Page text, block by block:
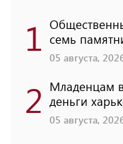
1 семь
05 августа,
2 Младенцам
деньги
05 августа,